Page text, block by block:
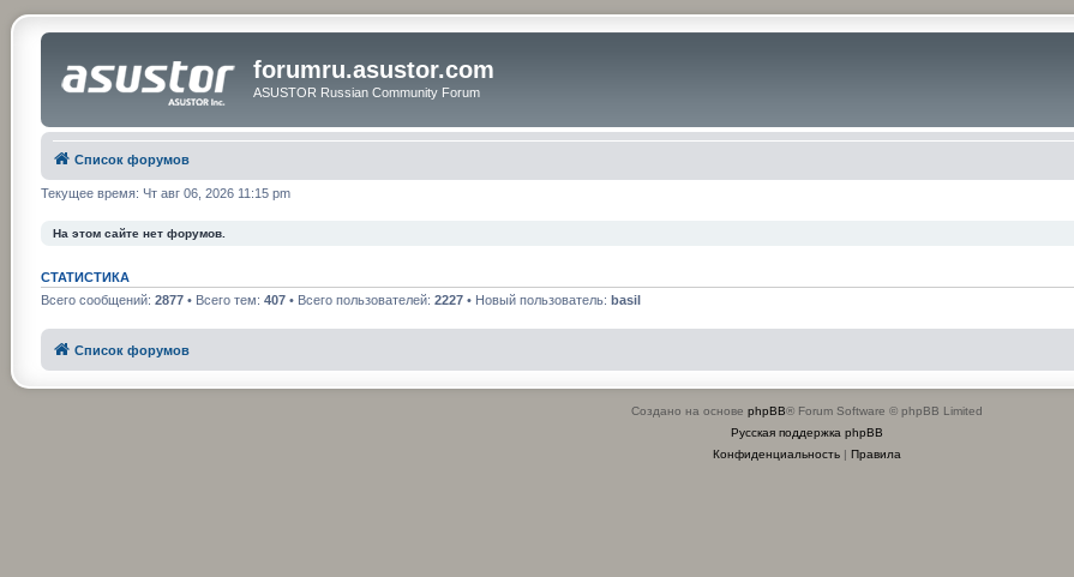
forumru.asustor.com
ASUSTOR Russian Community Forum
Список форумов
Текущее время: Чт авг 06, 2026 11:15 pm
На этом сайте нет форумов.
СТАТИСТИКА
Всего сообщений: 2877• Всего тем: 407• Всего пользователей: 2227• Новый пользователь: basil
Список форумов
Создано на основе phpBB® Forum Software © phpBB Limited
Русская поддержка phpBB
Конфиденциальность| Правила